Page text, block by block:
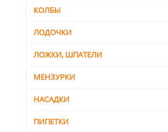
КОЛБЫ
ЛОДОЧКИ
ЛОЖКИ, ШПАТЕЛИ
МЕНЗУРКИ
НАСАДКИ
ПИПЕТКИ